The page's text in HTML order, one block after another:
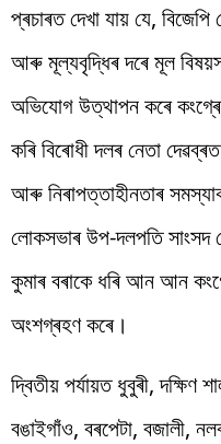
প্ৰচাৰত দেখা যায় যে,
আৰু মূল্যবৃদ্ধিৰ দৰে মূল
অভিযোগ উত্থাপন কৰে
কৰি বিৰোধী দলৰ নেতা
আৰু নিৰাপত্তাহীনতাৰ
লোকসভাৰ উপ-দলপতি সাংসদ
কুমাৰ বৰাকে ধৰি আন আন
অংশগ্ৰহণ কৰে।
দ্বিতীয় পৰ্যায়ত ধুবুৰী, দক্ষিণ
বঙাইগাঁও, বৰপেটা, বজালী,